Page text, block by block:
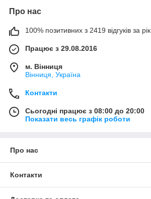
Про нас
100% позитивних з 2419 відгуків за рік
Працює з 29.08.2016
м. Вінниця
Вінниця, Україна
Контакти
Сьогодні працює з 08:00 до 20:00
Показати весь графік роботи
Про нас
Контакти